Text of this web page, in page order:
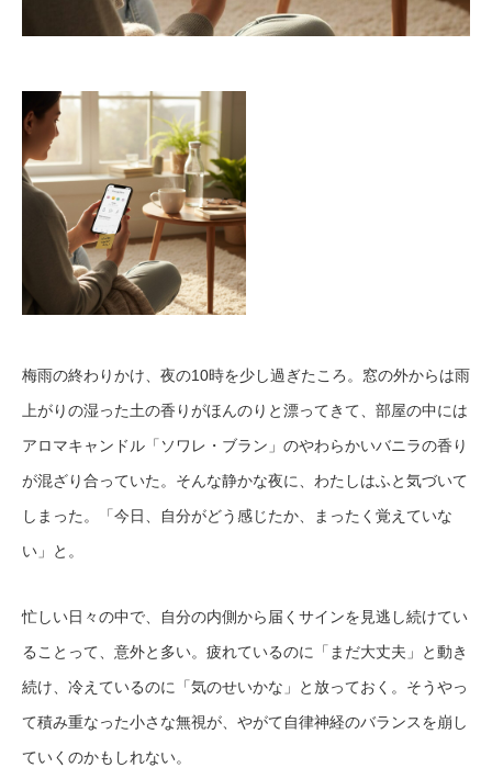
梅雨の終わりかけ、夜の10時を少し過ぎたころ。窓の外からは雨
上がりの湿った土の香りがほんのりと漂ってきて、部屋の中には
アロマキャンドル「ソワレ・ブラン」のやわらかいバニラの香り
が混ざり合っていた。そんな静かな夜に、わたしはふと気づいて
しまった。「今日、自分がどう感じたか、まったく覚えていな
い」と。
忙しい日々の中で、自分の内側から届くサインを見逃し続けてい
ることって、意外と多い。疲れているのに「まだ大丈夫」と動き
続け、冷えているのに「気のせいかな」と放っておく。そうやっ
て積み重なった小さな無視が、やがて自律神経のバランスを崩し
ていくのかもしれない。